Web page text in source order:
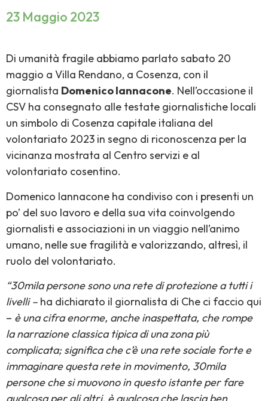
23 Maggio 2023
Di umanità fragile abbiamo parlato sabato 20
maggio a Villa Rendano, a Cosenza, con il
giornalista Domenico Iannacone. Nell’occasione il
CSV ha consegnato alle testate giornalistiche locali
un simbolo di Cosenza capitale italiana del
volontariato 2023 in segno di riconoscenza per la
vicinanza mostrata al Centro servizi e al
volontariato cosentino.
Domenico Iannacone ha condiviso con i presenti un
po’ del suo lavoro e della sua vita coinvolgendo
giornalisti e associazioni in un viaggio nell’animo
umano, nelle sue fragilità e valorizzando, altresì, il
ruolo del volontariato.
“30mila persone sono una rete di protezione a tutti i
livelli – ha dichiarato il giornalista di Che ci faccio qui
– è una cifra enorme, anche inaspettata, che rompe
la narrazione classica tipica di una zona più
complicata; significa che c’è una rete sociale forte e
immaginare questa rete in movimento, 30mila
persone che si muovono in questo istante per fare